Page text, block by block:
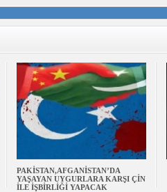
PAKİSTAN,AFGANİSTAN’DA
YAŞAYAN UYGURLARA KARŞI ÇİN
İLE İŞBİRLİĞİ YAPACAK